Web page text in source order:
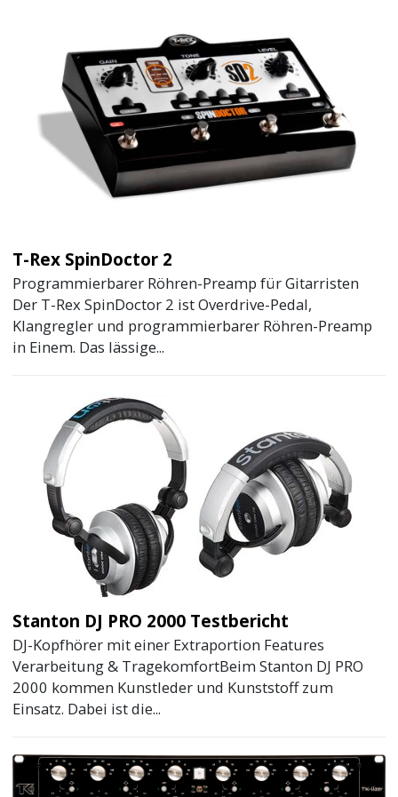
T-Rex SpinDoctor 2
Programmierbarer Röhren-Preamp für Gitarristen
Der T-Rex SpinDoctor 2 ist Overdrive-Pedal,
Klangregler und programmierbarer Röhren-Preamp
in Einem. Das lässige...
Stanton DJ PRO 2000 Testbericht
DJ-Kopfhörer mit einer Extraportion Features
Verarbeitung & TragekomfortBeim Stanton DJ PRO
2000 kommen Kunstleder und Kunststoff zum
Einsatz. Dabei ist die...